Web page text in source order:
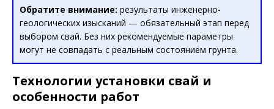
Обратите внимание: результаты инженерно-
геологических изысканий — обязательный этап перед
выбором свай. Без них рекомендуемые параметры
могут не совпадать с реальным состоянием грунта.
Технологии установки свай и
особенности работ